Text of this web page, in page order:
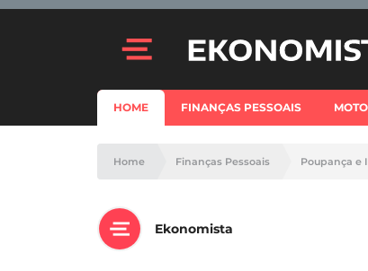
HOME FINANÇAS PESSOAIS
Home Finanças Pessoais Poupança e
Ekonomista